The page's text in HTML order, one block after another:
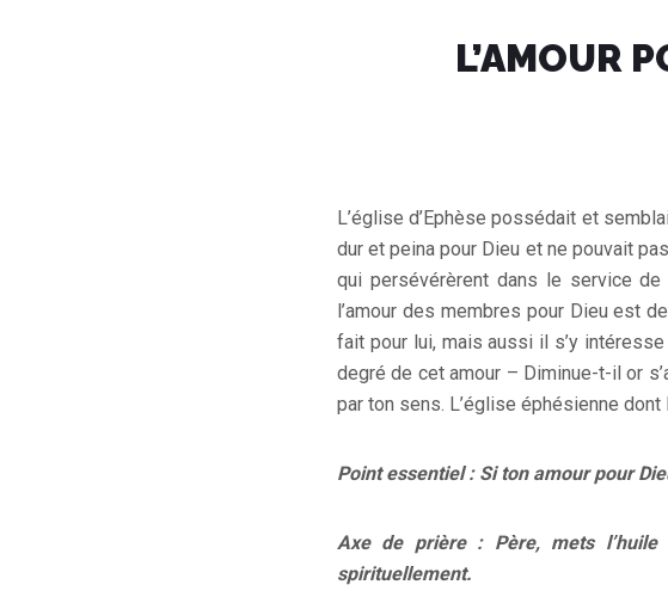
L’AMOUR
L’église d’Ephèse possédait et
dur et peina pour Dieu et ne pouvait
qui persévérèrent dans le service
l’amour des membres pour Dieu est
fait pour lui, mais aussi il s’y
degré de cet amour – Diminue-t-il or
par ton sens. L’église éphésienne
Point essentiel : Si ton amour pour
Axe de prière : Père, mets
spirituellement.